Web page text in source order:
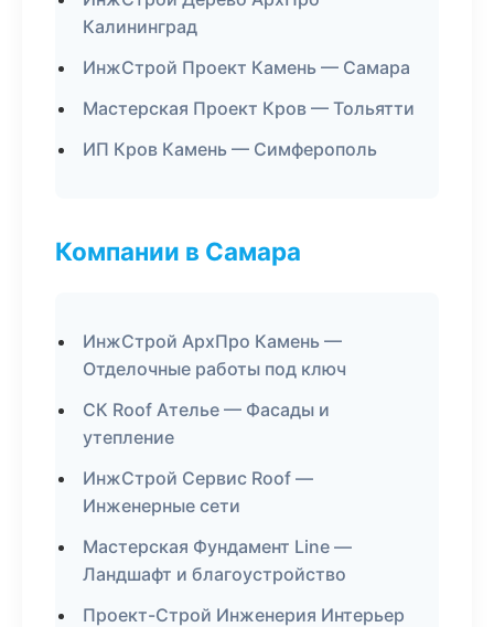
Калининград
ИнжСтрой Проект Камень — Самара
Мастерская Проект Кров — Тольятти
ИП Кров Камень — Симферополь
Компании в Самара
ИнжСтрой АрхПро Камень —
Отделочные работы под ключ
СК Roof Ателье — Фасады и
утепление
ИнжСтрой Сервис Roof —
Инженерные сети
Мастерская Фундамент Line —
Ландшафт и благоустройство
Проект-Строй Инженерия Интерьер